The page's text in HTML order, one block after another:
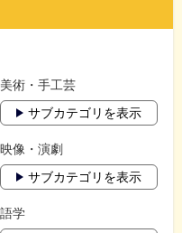
美術・手工芸
サブカテゴリを表示
映像・演劇
サブカテゴリを表示
語学